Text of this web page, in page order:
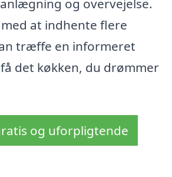
og overvejelse.
at indhente flere
træffe en informeret
det køkken, du drømmer
og uforpligtende